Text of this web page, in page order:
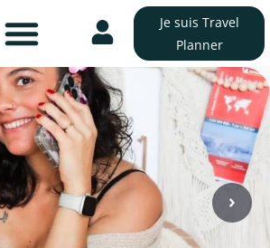
Je suis Travel
Planner